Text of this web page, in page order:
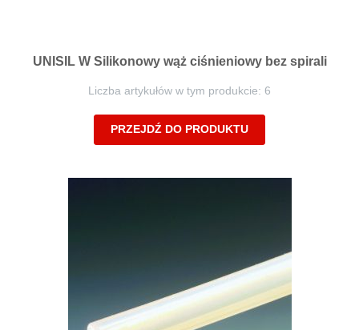
UNISIL W Silikonowy wąż ciśnieniowy bez spirali
Liczba artykułów w tym produkcie: 6
PRZEJDŹ DO PRODUKTU